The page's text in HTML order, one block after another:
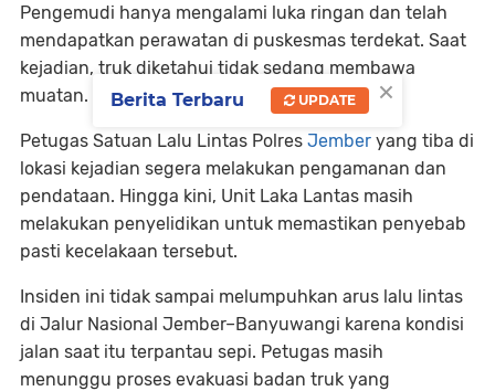
Pengemudi hanya mengalami luka ringan dan telah
mendapatkan perawatan di puskesmas terdekat. Saat
kejadian, truk diketahui tidak sedang membawa
muatan.
Petugas Satuan Lalu Lintas Polres Jember yang tiba di
lokasi kejadian segera melakukan pengamanan dan
pendataan. Hingga kini, Unit Laka Lantas masih
melakukan penyelidikan untuk memastikan penyebab
pasti kecelakaan tersebut.
Insiden ini tidak sampai melumpuhkan arus lalu lintas
di Jalur Nasional Jember–Banyuwangi karena kondisi
jalan saat itu terpantau sepi. Petugas masih
menunggu proses evakuasi badan truk yang
×
Berita Terbaru UPDATE